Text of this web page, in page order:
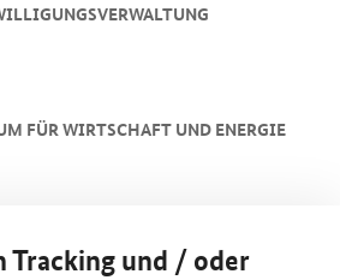
FÜR WIRTSCHAFT UND ENERGIE
Tracking und / oder